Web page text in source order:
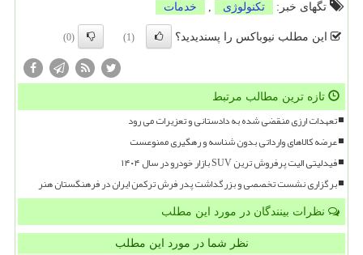
تگهای خبر:
تكنولوژی , خدمات
این مطلب نیوباکس را پسندیدید؟ (1)
(0)
تازه ترین مطالب مرتبط
تعهدات ارزی منقضی شده به دادستانی و تعزیرات می رود
عرضه کالاهای وارداتی بدون شناسه و رهگیری ممنوعست
فیدلیتی الیت پرفروش ترین SUV بازار خودرو در سال ۱۴۰۴
برگزاری نشست تخصصی و بزرگداشت پدر فرش ترکمن ایران در فرهنگستان هنر
نظرات بینندگان در مورد این مطلب
نظر شما در مورد این مطلب